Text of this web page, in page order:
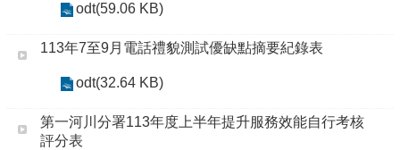
odt(59.06 KB)
113年7至9月電話禮貌測試優缺點摘要紀錄表
odt(32.64 KB)
第一河川分署113年度上半年提升服務效能自行考核
評分表